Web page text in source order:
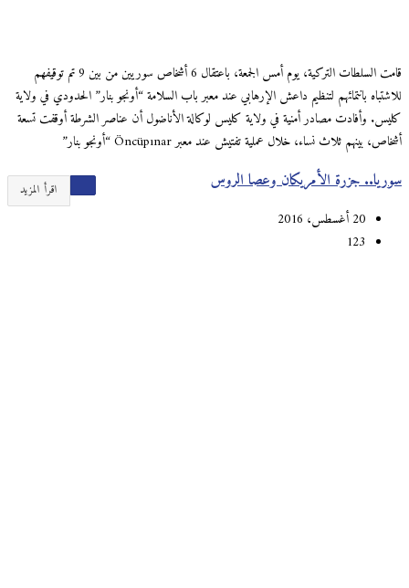
قامت السلطات التركية، يوم أمس الجمعة، باعتقال 6 أشخاص سوريين من بين 9 تم توقيفهم
للاشتباه بانتمائهم لتنظيم داعش الإرهابي عند معبر باب السلامة “أونجو بنار” الحدودي في ولاية
كليس. وأفادت مصادر أمنية في ولاية كليس لوكالة الأناضول أن عناصر الشرطة أوقفت تسعة
أشخاص، بينهم ثلاث نساء، خلال عملية تفتيش عند معبر Öncüpınar “أونجو بنار”
اقرأ المزيد سوريا.. جزرة الأمريكان وعصا الروس
20 أغسطس، 2016
123